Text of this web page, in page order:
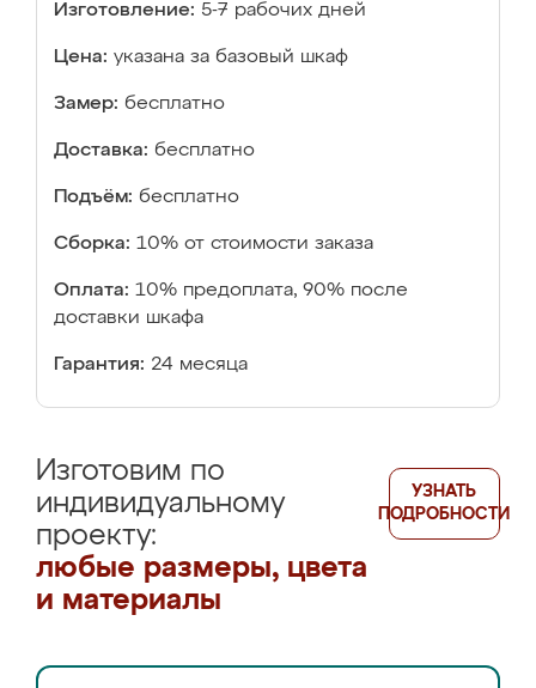
Изготовление: 5-7 рабочих дней
Цена: указана за базовый шкаф
Замер: бесплатно
Доставка: бесплатно
Подъём: бесплатно
Сборка: 10% от стоимости заказа
Оплата: 10% предоплата, 90% после
доставки шкафа
Гарантия: 24 месяца
Изготовим по
индивидуальному
проекту:
любые размеры, цвета
и материалы
УЗНАТЬ
ПОДРОБНОСТИ